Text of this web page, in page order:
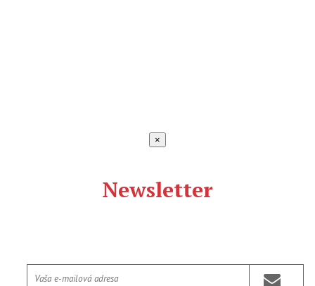
×
Newsletter